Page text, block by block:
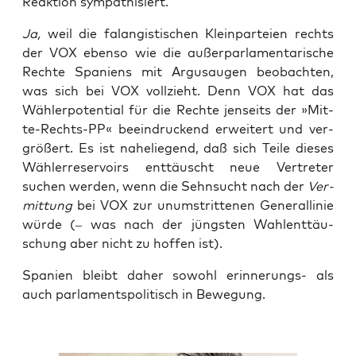
Ja, weil die falang­is­ti­schen Klein­par­tei­en rechts
der VOX eben­so wie die außer­par­la­men­ta­ri­sche
Rech­te Spa­ni­ens mit Argus­au­gen beob­ach­ten,
was sich bei VOX voll­zieht. Denn VOX hat das
Wäh­ler­po­ten­ti­al für die Rech­te jen­seits der »Mit­
te-Rechts-PP« beein­dru­ckend erwei­tert und ver­
grö­ßert. Es ist nahe­lie­gend, daß sich Tei­le die­ses
Wäh­ler­re­ser­voirs ent­täuscht neue Ver­tre­ter
suchen wer­den, wenn die Sehn­sucht nach der Ver­
mit­tungbei VOX zur unum­strit­te­nen Gene­ral­li­nie
wür­de (– was nach der jüngs­ten Wahl­ent­täu­
schung aber nicht zu hof­fen ist).
Spa­ni­en bleibt daher sowohl erin­ne­rungs- als
auch par­la­ments­po­li­tisch in Bewegung.